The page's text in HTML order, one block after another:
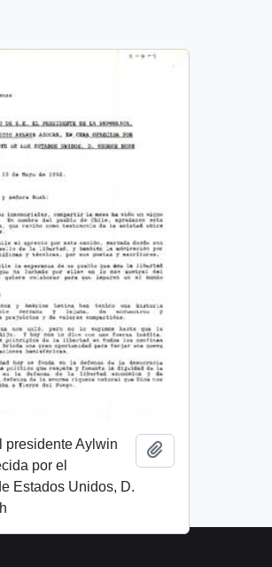
presidente Aylwin
por el
Estados Unidos, D.